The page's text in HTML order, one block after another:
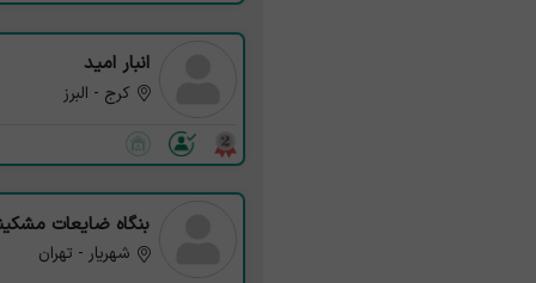
انبار امید
کرج - البرز
بنگاه ضایعات
شهریار - تهران